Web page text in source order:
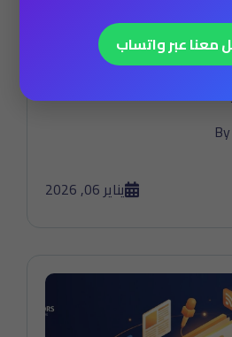
معنا عبر واتساب
By
يناير 06, 2026